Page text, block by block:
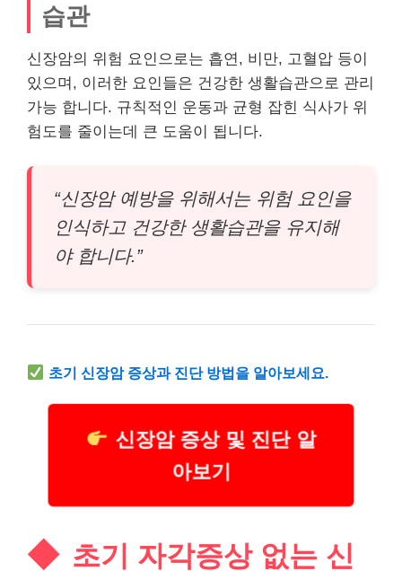
습관
신장암의 위험 요인으로는 흡연, 비만, 고혈압 등이
있으며, 이러한 요인들은 건강한 생활습관으로 관리
가능 합니다. 규칙적인 운동과 균형 잡힌 식사가 위
험도를 줄이는데 큰 도움이 됩니다.
“신장암 예방을 위해서는 위험 요인을
인식하고 건강한 생활습관을 유지해
야 합니다.”
초기 신장암 증상과 진단 방법을 알아보세요.
신장암 증상 및 진단 알
아보기
초기 자각증상 없는 신